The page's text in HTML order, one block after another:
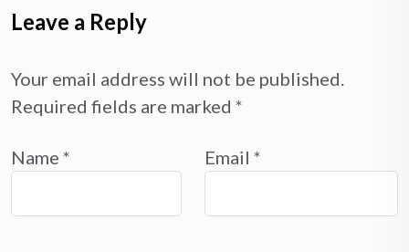
Leave a Reply
Your email address will not be published.
Required fields are marked *
Name * Email *